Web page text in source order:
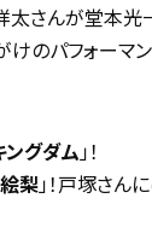
太さんが堂本
のパフォーマ
ングダム」！
梨」！戸塚さん